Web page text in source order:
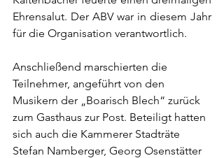
Ehrensalut. Der ABV war in diesem Jahr
für die Organisation verantwortlich.
Anschließend marschierten die
Teilnehmer, angeführt von den
Musikern der „Boarisch Blech“ zurück
zum Gasthaus zur Post. Beteiligt hatten
sich auch die Kammerer Stadträte
Stefan Namberger, Georg Osenstätter